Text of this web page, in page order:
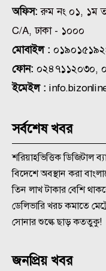
অফিস:রুম নং ০১, ১ম
C/A, ঢাকা - ১০০০
মোবাইল :
ফোন: ০২৪৭১১২০৩০,
ইমেইল :
সর্বশেষ খবর
শরিয়াহভিত্তিক ডিজিটাল
বিদেশে অবস্থান করা
তিন লাখ টাকার বেশি
ডেলিভারি খরচ কমাতে
সোনার শুল্কে ছাড় কততুকু!
জনপ্রিয় খবর